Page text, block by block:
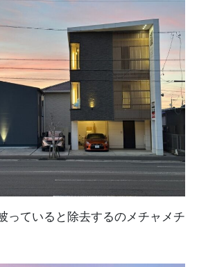
っていると除去するのメチャメチ